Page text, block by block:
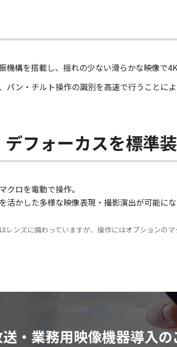
機構を搭載し、揺れの少ない滑らかな映像で4K
パン・チルト操作の識別を高速で行うことに
フォーカスを標準
クロを電動で操作。
活かした多様な映像表現・撮影演出が可能にな
レンズに備わっていますが、操作にはオプションの
・業務用映像機器導入